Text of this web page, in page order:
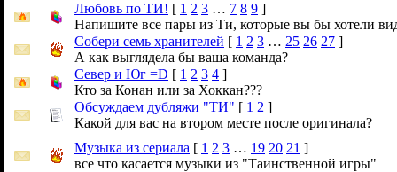
Любовь по ТИ! [ 1 2 3 … 7 8 9 ]
Напишите все пары из Ти, которые вы бы хотели
Собери семь хранителей [ 1 2 3 … 25 26 27 ]
А как выглядела бы ваша команда?
Север и Юг =D [ 1 2 3 4 ]
Кто за Конан или за Хоккан???
Обсуждаем дубляжи "ТИ" [ 1 2 ]
Какой для вас на втором месте после оригинала?
Музыка из сериала [ 1 2 3 … 19 20 21 ]
все что касается музыки из "Таинственной игры"